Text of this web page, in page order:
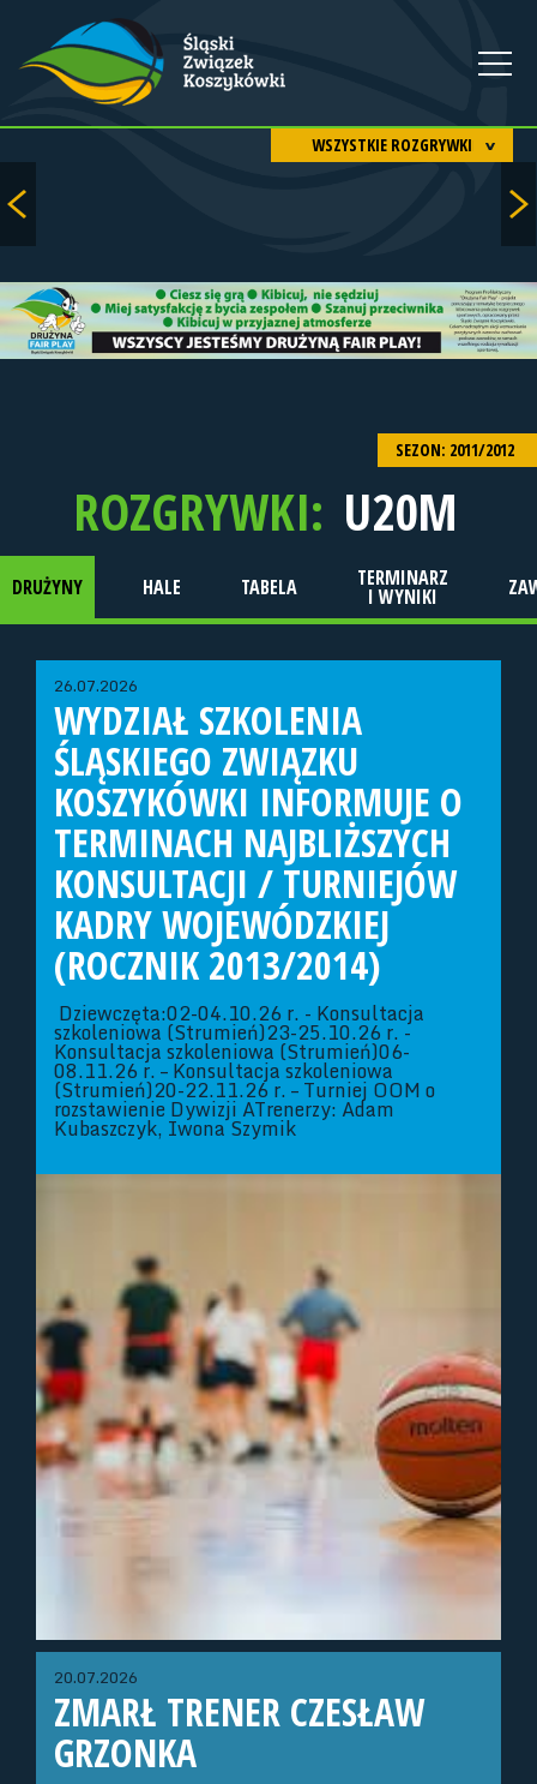
WSZYSTKIE ROZGRYWKI
SEZON: 2011/2012
ROZGRYWKI: U20M
DRUŻYNY HALE TABELA TERMINARZ
I WYNIKI
26.07.2026
WYDZIAŁ SZKOLENIA
ŚLĄSKIEGO ZWIĄZKU
KOSZYKÓWKI INFORMUJE O
TERMINACH NAJBLIŻSZYCH
KONSULTACJI / TURNIEJÓW
KADRY WOJEWÓDZKIEJ
(ROCZNIK 2013/2014)
Dziewczęta:02-04.10.26 r. - Konsultacja
szkoleniowa (Strumień)23-25.10.26 r. -
Konsultacja szkoleniowa (Strumień)06-
08.11.26 r. – Konsultacja szkoleniowa
(Strumień)20-22.11.26 r. – Turniej OOM o
rozstawienie Dywizji ATrenerzy: Adam
Kubaszczyk, Iwona Szymik
20.07.2026
ZMARŁ TRENER CZESŁAW
GRZONKA